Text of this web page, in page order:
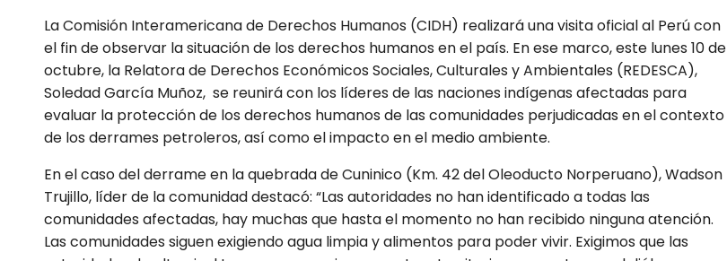
La Comisión Interamericana de Derechos Humanos (CIDH) realizará una visita oficial al Perú con
el fin de observar la situación de los derechos humanos en el país. En ese marco, este lunes 10 de
octubre, la Relatora de Derechos Económicos Sociales, Culturales y Ambientales (REDESCA),
Soledad García Muñoz, se reunirá con los líderes de las naciones indígenas afectadas para
evaluar la protección de los derechos humanos de las comunidades perjudicadas en el contexto
de los derrames petroleros, así como el impacto en el medio ambiente.
En el caso del derrame en la quebrada de Cuninico (Km. 42 del Oleoducto Norperuano), Wadson
Trujillo, líder de la comunidad destacó: “Las autoridades no han identificado a todas las
comunidades afectadas, hay muchas que hasta el momento no han recibido ninguna atención.
Las comunidades siguen exigiendo agua limpia y alimentos para poder vivir. Exigimos que las